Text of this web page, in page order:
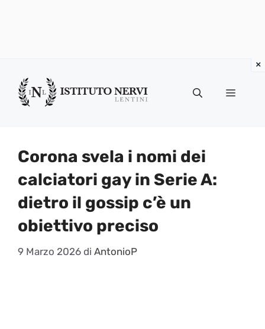
contenuto
Menu
Corona svela i nomi dei
calciatori gay in Serie A:
dietro il gossip c’è un
obiettivo preciso
9 Marzo 2026 di AntonioP